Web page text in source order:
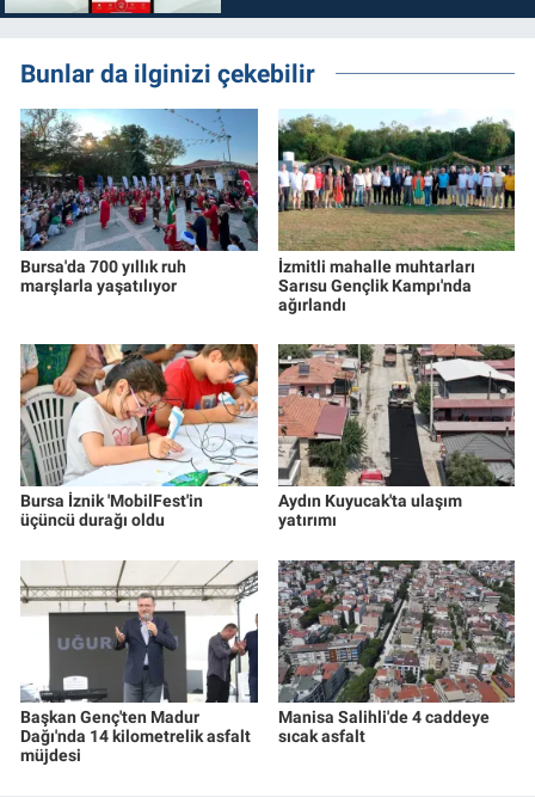
Bunlar da ilginizi çekebilir
Bursa'da 700 yıllık ruh
marşlarla yaşatılıyor
İzmitli mahalle muhtarları
Sarısu Gençlik Kampı'nda
ağırlandı
Bursa İznik 'MobilFest'in
üçüncü durağı oldu
Aydın Kuyucak'ta ulaşım
yatırımı
Başkan Genç'ten Madur
Dağı'nda 14 kilometrelik asfalt
müjdesi
Manisa Salihli'de 4 caddeye
sıcak asfalt